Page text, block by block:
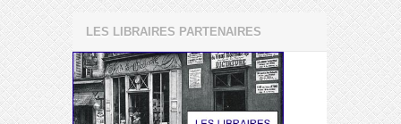
LES LIBRAIRES PARTENAIRES